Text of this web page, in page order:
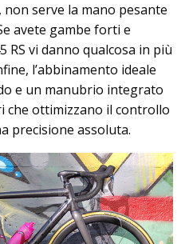
serve la mano pesante
avete gambe forti e
vi danno qualcosa in più
l’abbinamento ideale
e un manubrio integrato
che ottimizzano il controllo
precisione assoluta.